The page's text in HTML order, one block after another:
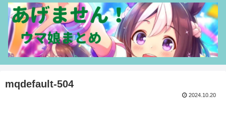
mqdefault-504
2024.10.20